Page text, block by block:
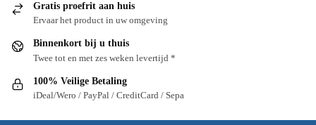
Gratis proefrit aan huis
Ervaar het product in uw omgeving
Binnenkort bij u thuis
Twee tot en met zes weken levertijd *
100% Veilige Betaling
iDeal/Wero / PayPal / CreditCard / Sepa